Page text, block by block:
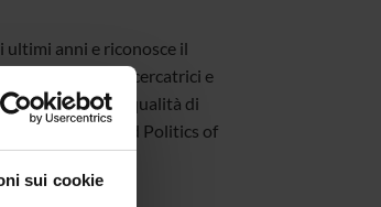
sui cookie
anni e riconosce il
tra ricercatrici e
adulta anche in qualità di
Studies and Politics of